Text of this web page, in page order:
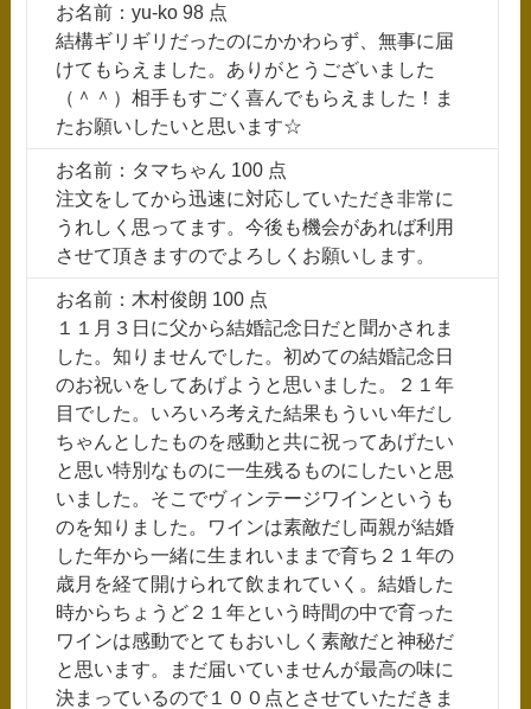
お名前：yu-ko 98 点
結構ギリギリだったのにかかわらず、無事に届
けてもらえました。ありがとうございました
（＾＾）相手もすごく喜んでもらえました！ま
たお願いしたいと思います☆
お名前：タマちゃん 100 点
注文をしてから迅速に対応していただき非常に
うれしく思ってます。今後も機会があれば利用
させて頂きますのでよろしくお願いします。
お名前：木村俊朗 100 点
１１月３日に父から結婚記念日だと聞かされま
した。知りませんでした。初めての結婚記念日
のお祝いをしてあげようと思いました。２１年
目でした。いろいろ考えた結果もういい年だし
ちゃんとしたものを感動と共に祝ってあげたい
と思い特別なものに一生残るものにしたいと思
いました。そこでヴィンテージワインというも
のを知りました。ワインは素敵だし両親が結婚
した年から一緒に生まれいままで育ち２１年の
歳月を経て開けられて飲まれていく。結婚した
時からちょうど２１年という時間の中で育った
ワインは感動でとてもおいしく素敵だと神秘だ
と思います。まだ届いていませんが最高の味に
決まっているので１００点とさせていただきま